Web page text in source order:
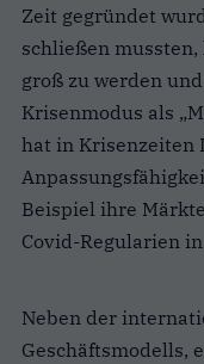
Zeit gegründet
schließen
groß zu werden
Krisenmodus als „
hat in Krisenzeiten
Beispiel ihre
Covid-Regularien
Neben der
Geschäftsmodells,